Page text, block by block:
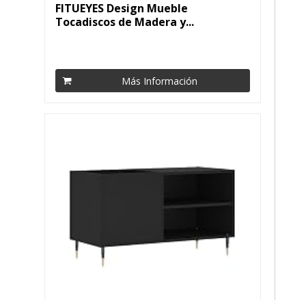
FITUEYES Design Mueble
Tocadiscos de Madera y...
Más Información